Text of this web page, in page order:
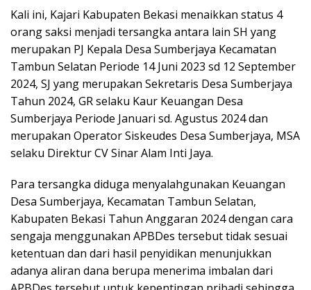
Kali ini, Kajari Kabupaten Bekasi menaikkan status 4
orang saksi menjadi tersangka antara lain SH yang
merupakan PJ Kepala Desa Sumberjaya Kecamatan
Tambun Selatan Periode 14 Juni 2023 sd 12 September
2024, SJ yang merupakan Sekretaris Desa Sumberjaya
Tahun 2024, GR selaku Kaur Keuangan Desa
Sumberjaya Periode Januari sd. Agustus 2024 dan
merupakan Operator Siskeudes Desa Sumberjaya, MSA
selaku Direktur CV Sinar Alam Inti Jaya.
Para tersangka diduga menyalahgunakan Keuangan
Desa Sumberjaya, Kecamatan Tambun Selatan,
Kabupaten Bekasi Tahun Anggaran 2024 dengan cara
sengaja menggunakan APBDes tersebut tidak sesuai
ketentuan dan dari hasil penyidikan menunjukkan
adanya aliran dana berupa menerima imbalan dari